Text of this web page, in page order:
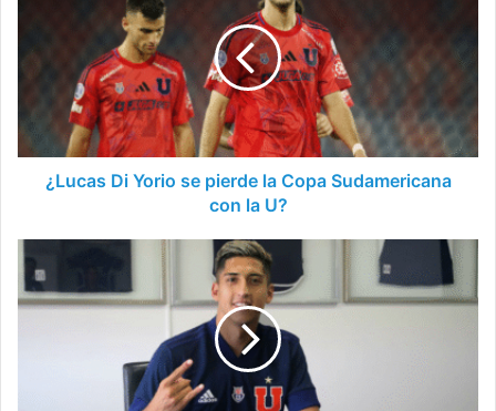
pierde
Copa
Sudamericana
con
¿Lucas Di Yorio se pierde la Copa Sudamericana
con la U?
Del
olvido